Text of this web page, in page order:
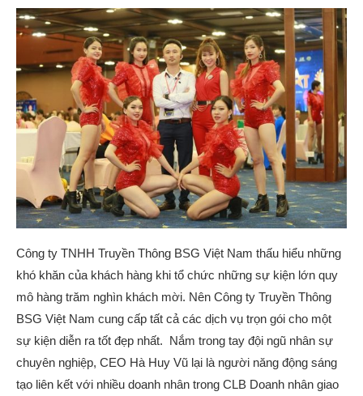
Công ty TNHH Truyền Thông BSG Việt Nam thấu hiểu những
khó khăn của khách hàng khi tổ chức những sự kiện lớn quy
mô hàng trăm nghìn khách mời. Nên Công ty Truyền Thông
BSG Việt Nam cung cấp tất cả các dịch vụ trọn gói cho một
sự kiện diễn ra tốt đẹp nhất. Nắm trong tay đội ngũ nhân sự
chuyên nghiệp, CEO Hà Huy Vũ lại là người năng động sáng
tạo liên kết với nhiều doanh nhân trong CLB Doanh nhân giao